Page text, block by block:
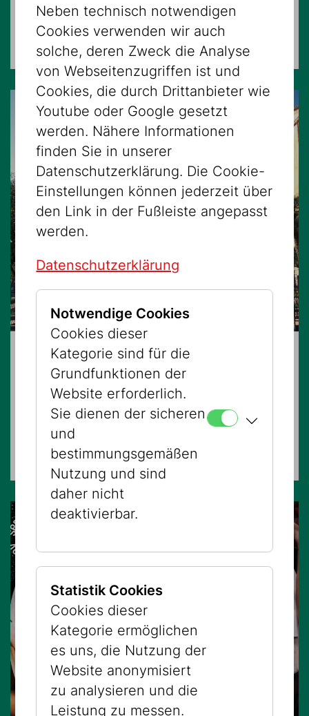
FÜHRUNGEN
Museum Dorotheergasse
16.08.2026 – 16:00 Uhr
Alles Vergessen
FÜHRUNGEN
Museum Judenplatz
Neben technisch notwendigen
Cookies verwenden wir auch
solche, deren Zweck die Analyse
von Webseitenzugriffen ist und
Cookies, die durch Drittanbieter wie
Youtube oder Google gesetzt
werden. Nähere Informationen
finden Sie in unserer
Datenschutzerklärung. Die Cookie-
Einstellungen können jederzeit über
den Link in der Fußleiste angepasst
werden.
Datenschutzerklärung
Notwendige Cookies
Cookies dieser
Kategorie sind für die
Grundfunktionen der
Website erforderlich.
Sie dienen der sicheren
und
bestimmungsgemäßen
Nutzung und sind
daher nicht
deaktivierbar.
Statistik Cookies
Cookies dieser
Kategorie ermöglichen
es uns, die Nutzung der
Website anonymisiert
zu analysieren und die
Leistung zu messen.